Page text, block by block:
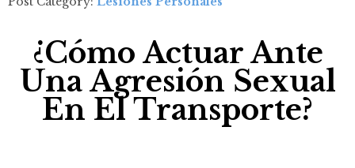
¿Cómo Actuar Ante
Una Agresión Sexual
En El Transporte?